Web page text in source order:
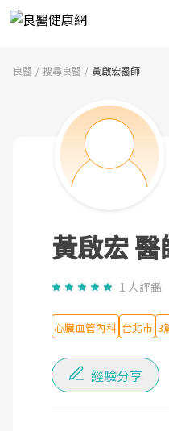
良醫 搜尋良醫 黃啟宏醫師
黃啟宏 醫
1 人評鑑
心臟血管內科 台北市 3
經驗分享